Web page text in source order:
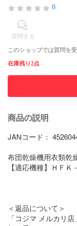
0
質問する
このショップでは質問を
在庫残り2点
商品の説明
JANコード：
布団乾燥機用衣類乾
【適応機種】ＨＦＫ
＜返品について＞
「コジマ メルカリ